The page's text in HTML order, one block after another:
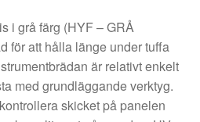
i grå färg (HYF – GRÅ
för att hålla länge under tuffa
är relativt enkelt
med grundläggande verktyg.
skicket på panelen